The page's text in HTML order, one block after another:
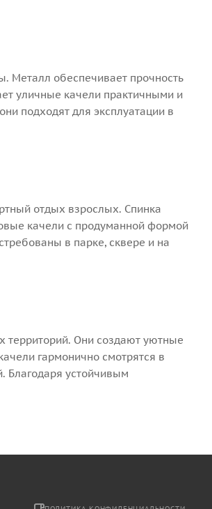
Металл обеспечивает прочность
уличные качели практичными и
подходят для эксплуатации в
отдых взрослых. Спинка
качели с продуманной формой
в парке, сквере и на
территорий. Они создают уютные
гармонично смотрятся в
Благодаря устойчивым